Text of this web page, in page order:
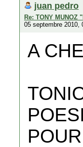
juan pedro
Re: TONY
05 septembre 2010,
A